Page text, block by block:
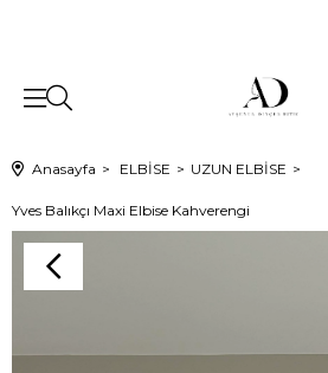
Anasayfa ELBİSE UZUN ELBİSE
Yves Balıkçı Maxi Elbise Kahverengi